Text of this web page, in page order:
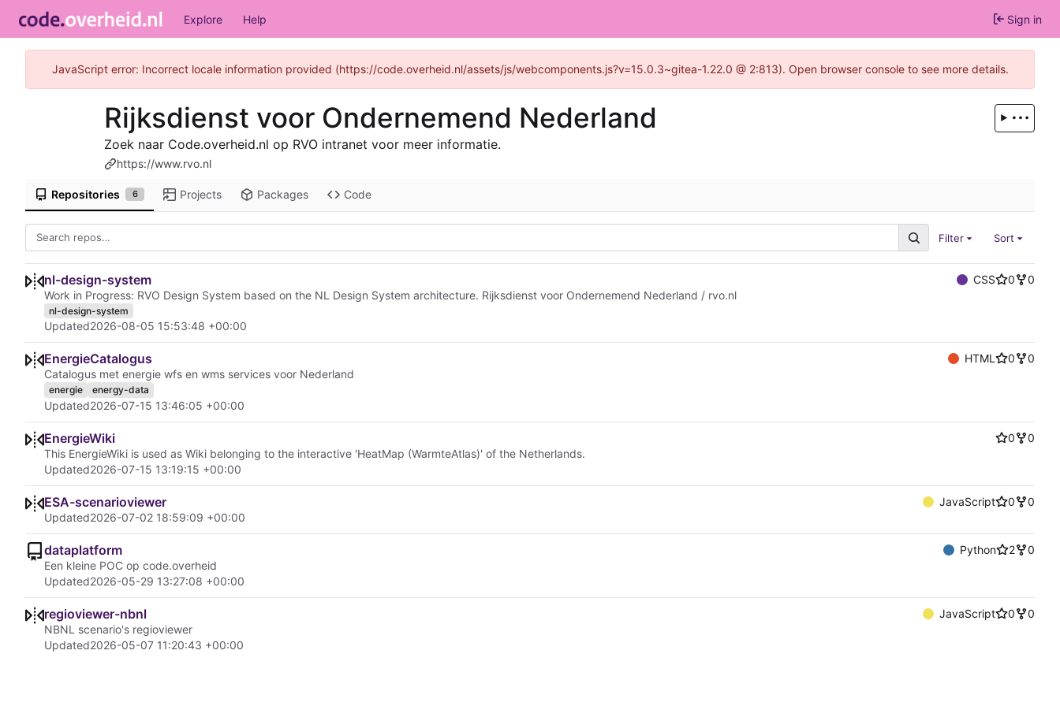
Explore Help Sign in
JavaScript error: Incorrect locale information provided (https://code.overheid.nl/assets/js/webcomponents.js?v=15.0.3~gitea-1.22.0 @ 2:813). Open browser console to see more details.
Rijksdienst voor Ondernemend Nederland
Zoek naar Code.overheid.nl op RVO intranet voor meer informatie.
https://www.rvo.nl
Repositories 6 Projects Packages Code
Filter Sort
nl-design-system CSS 0
0
Work in Progress: RVO Design System based on the NL Design System architecture. Rijksdienst voor Ondernemend Nederland / rvo.nl
nl-design-system
Updated2026-08-05 15:53:48 +00:00
EnergieCatalogus HTML 0
0
Catalogus met energie wfs en wms services voor Nederland
energie energy-data
Updated2026-07-15 13:46:05 +00:00
EnergieWiki 0
0
This EnergieWiki is used as Wiki belonging to the interactive 'HeatMap (WarmteAtlas)' of the Netherlands.
Updated2026-07-15 13:19:15 +00:00
ESA-scenarioviewer JavaScript 0
0
Updated2026-07-02 18:59:09 +00:00
dataplatform Python 2
0
Een kleine POC op code.overheid
Updated2026-05-29 13:27:08 +00:00
regioviewer-nbnl JavaScript 0
0
NBNL scenario's regioviewer
Updated2026-05-07 11:20:43 +00:00